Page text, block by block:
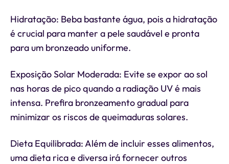
Hidratação: Beba bastante água, pois a hidratação
é crucial para manter a pele saudável e pronta
para um bronzeado uniforme.
Exposição Solar Moderada: Evite se expor ao sol
nas horas de pico quando a radiação UV é mais
intensa. Prefira bronzeamento gradual para
minimizar os riscos de queimaduras solares.
Dieta Equilibrada: Além de incluir esses alimentos,
uma dieta rica e diversa irá fornecer outros